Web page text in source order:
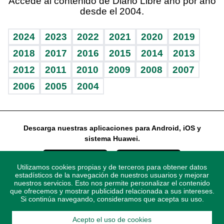
Vida y familia
Eñe
Celebrando la vida
Sin complejos
En pocas palabras
Escuchando al corazón
Economía Personal
Consulta Libre
BRV
TBT Deportivo
Más firmas
Guía del dinero
Horóscopos
desde el 2004.
2024 2023 2022 2021 2020
2019
2018
2017 2016 2015 2014
2013
2012
2011 2010 2009 2008
2007
2006
2005 2004
Descarga nuestras aplicaciones para Android, iOS y
sistema Huawei.
Utilizamos cookies propias y de terceros para obtener datos
estadísticos de la navegación de nuestros usuarios y mejorar
nuestros servicios. Esto nos permite personalizar el contenido
que ofrecemos y mostrar publicidad relacionada a sus intereses.
Si continúa navegando, consideramos que acepta su uso.
Acepto el uso de cookies